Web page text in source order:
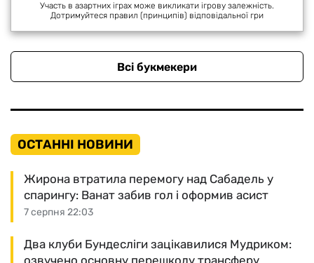
Участь в азартних іграх може викликати ігрову залежність.
Дотримуйтеся правил (принципів) відповідальної гри
Всі букмекери
ОСТАННІ НОВИНИ
7 серпня 22:03
Жирона втратила перемогу над Сабадель у
спарингу: Ванат забив гол і оформив асист
Два клуби Бундесліги зацікавилися Мудриком:
озвучено основну перешкоду трансферу